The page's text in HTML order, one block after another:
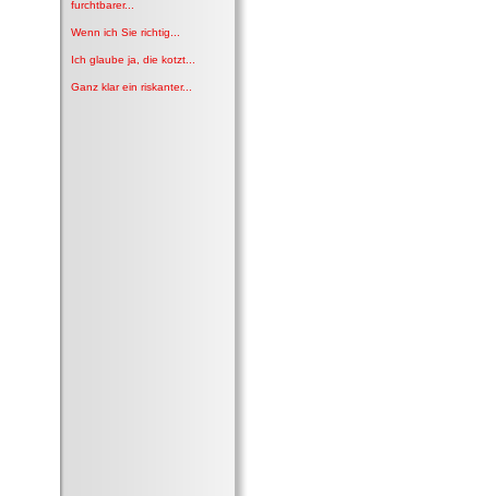
furchtbarer...
Wenn ich Sie richtig...
Ich glaube ja, die kotzt...
Ganz klar ein riskanter...